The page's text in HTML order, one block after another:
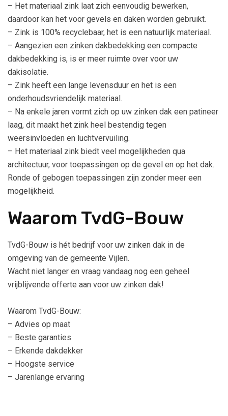
– Het materiaal zink laat zich eenvoudig bewerken,
daardoor kan het voor gevels en daken worden gebruikt.
– Zink is 100% recyclebaar, het is een natuurlijk materiaal.
– Aangezien een zinken dakbedekking een compacte
dakbedekking is, is er meer ruimte over voor uw
dakisolatie.
– Zink heeft een lange levensduur en het is een
onderhoudsvriendelijk materiaal.
– Na enkele jaren vormt zich op uw zinken dak een patineer
laag, dit maakt het zink heel bestendig tegen
weersinvloeden en luchtvervuiling.
– Het materiaal zink biedt veel mogelijkheden qua
architectuur, voor toepassingen op de gevel en op het dak.
Ronde of gebogen toepassingen zijn zonder meer een
mogelijkheid.
Waarom TvdG-Bouw
TvdG-Bouw is hét bedrijf voor uw zinken dak in de
omgeving van de gemeente Vijlen.
Wacht niet langer en vraag vandaag nog een geheel
vrijblijvende offerte aan voor uw zinken dak!
Waarom TvdG-Bouw:
– Advies op maat
– Beste garanties
– Erkende dakdekker
– Hoogste service
– Jarenlange ervaring